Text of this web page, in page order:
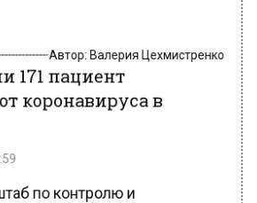
171 пациент
коронавируса в
по контролю и